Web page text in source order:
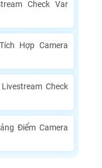
Check Var
Hợp Camera
Check
Điểm Camera